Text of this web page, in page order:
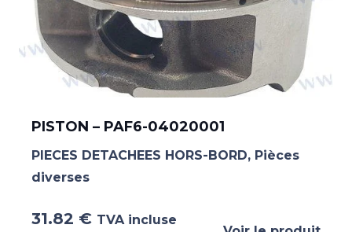
PISTON – PAF6-04020001
PIECES DETACHEES HORS-BORD, Pièces
diverses
31.82 € TVA incluse